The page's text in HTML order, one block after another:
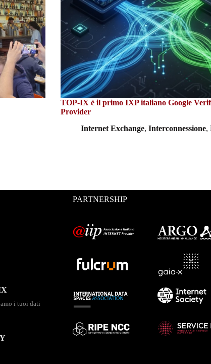
TOP-IX è il primo IXP italiano Google
Provider
Internet Exchange,Interconnessione,
i tuoi dati
PARTNERSHIP